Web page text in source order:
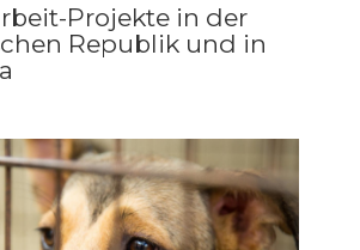
Projekte in der
Republik und in